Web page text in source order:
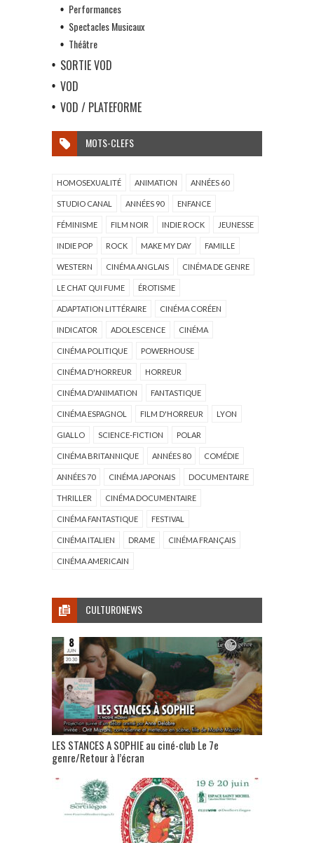
Performances
Spectacles Musicaux
Théâtre
SORTIE VOD
VOD
VOD / PLATEFORME
MOTS-CLEFS
HOMOSEXUALITÉ ANIMATION ANNÉES 60
STUDIO CANAL ANNÉES 90 ENFANCE
FÉMINISME FILM NOIR INDIE ROCK JEUNESSE
INDIE POP ROCK MAKE MY DAY FAMILLE
WESTERN CINÉMA ANGLAIS CINÉMA DE GENRE
LE CHAT QUI FUME ÉROTISME
ADAPTATION LITTÉRAIRE CINÉMA CORÉEN
INDICATOR ADOLESCENCE CINÉMA
CINÉMA POLITIQUE POWERHOUSE
CINÉMA D'HORREUR HORREUR
CINÉMA D'ANIMATION FANTASTIQUE
CINÉMA ESPAGNOL FILM D'HORREUR LYON
GIALLO SCIENCE-FICTION POLAR
CINÉMA BRITANNIQUE ANNÉES 80 COMÉDIE
ANNÉES 70 CINÉMA JAPONAIS DOCUMENTAIRE
THRILLER CINÉMA DOCUMENTAIRE
CINÉMA FANTASTIQUE FESTIVAL
CINÉMA ITALIEN DRAME CINÉMA FRANÇAIS
CINÉMA AMERICAIN
CULTURONEWS
LES STANCES A SOPHIE au ciné-club Le 7e
genre/Retour à l’écran